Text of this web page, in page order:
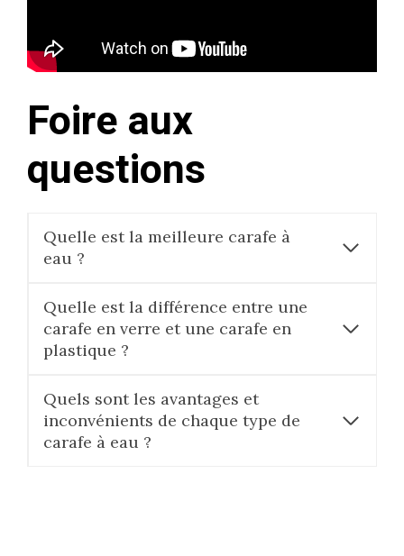
Foire aux
questions
Quelle est la meilleure carafe à
eau ?
Quelle est la différence entre une
carafe en verre et une carafe en
plastique ?
Quels sont les avantages et
inconvénients de chaque type de
carafe à eau ?